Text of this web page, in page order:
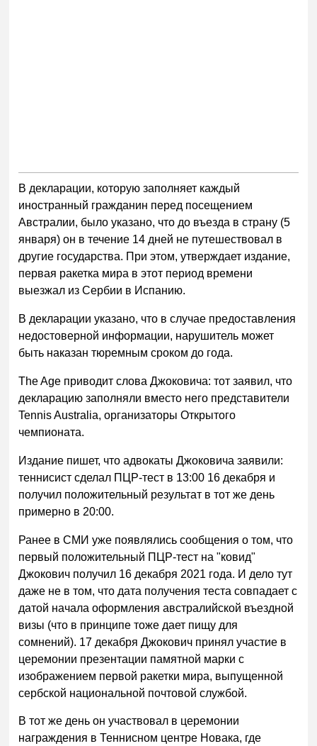
В декларации, которую заполняет каждый
иностранный гражданин перед посещением
Австралии, было указано, что до въезда в страну (5
января) он в течение 14 дней не путешествовал в
другие государства. При этом, утверждает издание,
первая ракетка мира в этот период времени
выезжал из Сербии в Испанию.
В декларации указано, что в случае предоставления
недостоверной информации, нарушитель может
быть наказан тюремным сроком до года.
The Age приводит слова Джоковича: тот заявил, что
декларацию заполняли вместо него представители
Tennis Australia, организаторы Открытого
чемпионата.
Издание пишет, что адвокаты Джоковича заявили:
теннисист сделал ПЦР-тест в 13:00 16 декабря и
получил положительный результат в тот же день
примерно в 20:00.
Ранее в СМИ уже появлялись сообщения о том, что
первый положительный ПЦР-тест на "ковид"
Джокович получил 16 декабря 2021 года. И дело тут
даже не в том, что дата получения теста совпадает с
датой начала оформления австралийской въездной
визы (что в принципе тоже дает пищу для
сомнений). 17 декабря Джокович принял участие в
церемонии презентации памятной марки с
изображением первой ракетки мира, выпущенной
сербской национальной почтовой службой.
В тот же день он участвовал в церемонии
награждения в Теннисном центре Новака, где